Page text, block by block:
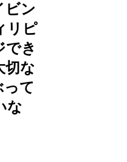
ビン
リピ
でき
切な
って
な